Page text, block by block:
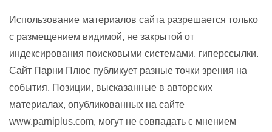
Использование материалов сайта разрешается только
с размещением видимой, не закрытой от
индексирования поисковыми системами, гиперссылки.
Сайт Парни Плюс публикует разные точки зрения на
события. Позиции, высказанные в авторских
материалах, опубликованных на сайте
www.parniplus.com, могут не совпадать с мнением